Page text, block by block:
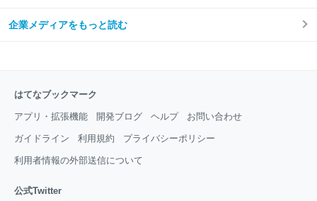
企業メディアをもっと読む
はてなブックマーク
アプリ・拡張機能 開発ブログ ヘルプ お問い合わせ
ガイドライン 利用規約 プライバシーポリシー
利用者情報の外部送信について
公式Twitter